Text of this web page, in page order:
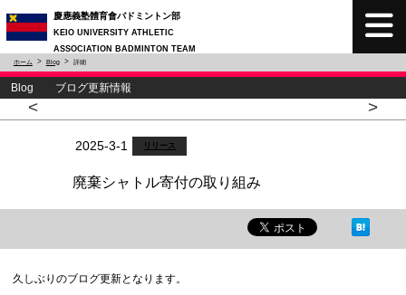
慶應義塾體育會バドミントン部
KEIO UNIVERSITY ATHLETIC
ASSOCIATION BADMINTON TEAM
ホーム Blog 詳細
Blog ブログ更新情報
< >
2025-3-1 リリース
廃棄シャトル寄付の取り組み
久しぶりのブログ更新となります。